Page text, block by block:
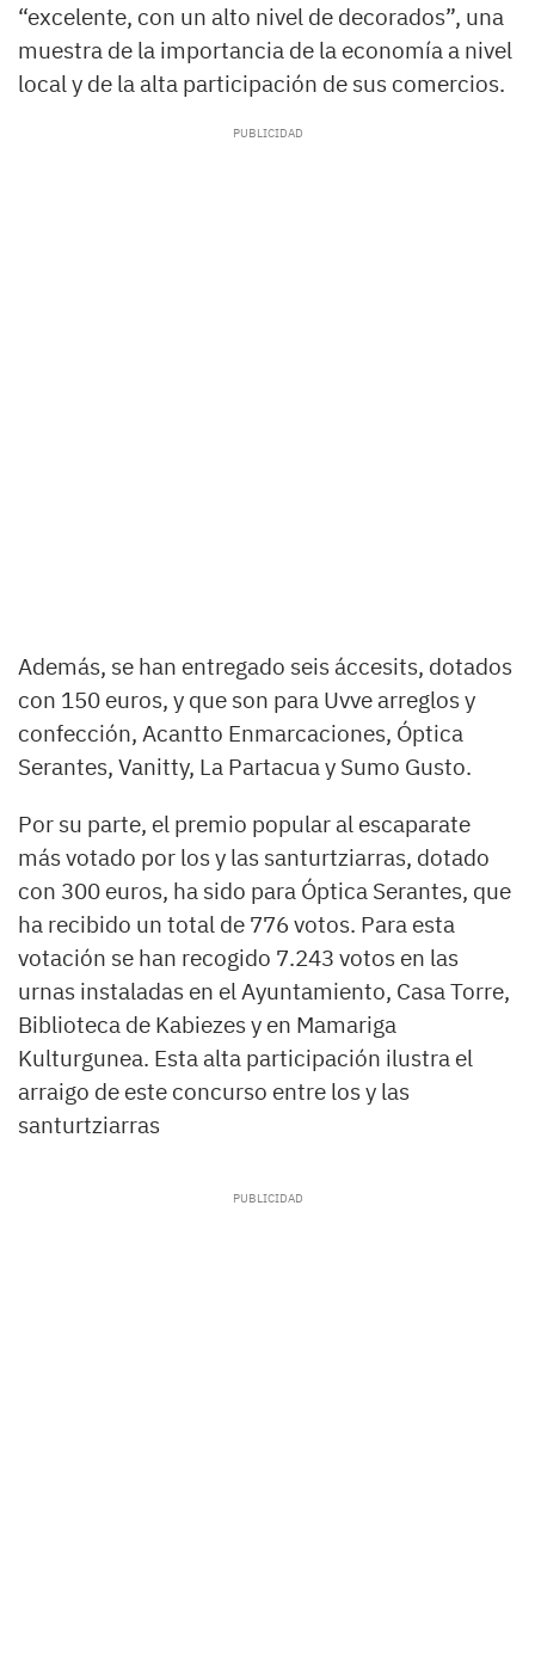
“excelente, con un alto nivel de decorados”, una
muestra de la importancia de la economía a nivel
local y de la alta participación de sus comercios.
Además, se han entregado seis áccesits, dotados
con 150 euros, y que son para Uvve arreglos y
confección, Acantto Enmarcaciones, Óptica
Serantes, Vanitty, La Partacua y Sumo Gusto.
Por su parte, el premio popular al escaparate
más votado por los y las santurtziarras, dotado
con 300 euros, ha sido para Óptica Serantes, que
ha recibido un total de 776 votos. Para esta
votación se han recogido 7.243 votos en las
urnas instaladas en el Ayuntamiento, Casa Torre,
Biblioteca de Kabiezes y en Mamariga
Kulturgunea. Esta alta participación ilustra el
arraigo de este concurso entre los y las
santurtziarras